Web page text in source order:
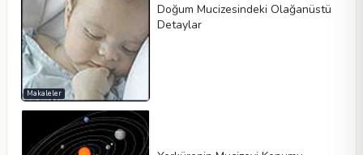
Makaleler
Doğum Mucizesindeki Olağanüstü
Detaylar